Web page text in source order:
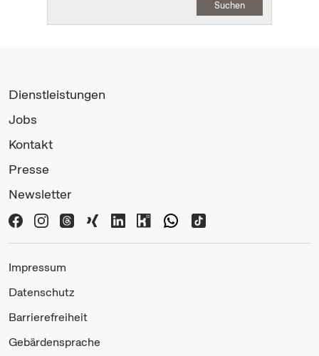
Suchen
Dienstleistungen
Jobs
Kontakt
Presse
Newsletter
Impressum
Datenschutz
Barrierefreiheit
Gebärdensprache